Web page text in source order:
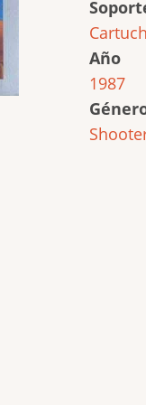
Año
1987